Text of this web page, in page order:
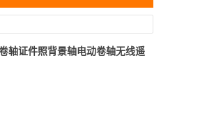
轴证件照背景轴电动卷轴无线遥